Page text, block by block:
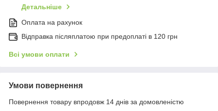
Детальніше
Оплата на рахунок
Відправка післяплатою при предоплаті в 120 грн
Всі умови оплати
Умови повернення
Повернення товару впродовж 14 днів за домовленістю